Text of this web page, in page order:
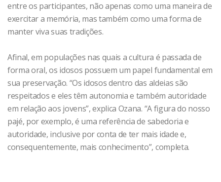
entre os participantes, não apenas como uma maneira de
exercitar a memória, mas também como uma forma de
manter viva suas tradições.
Afinal, em populações nas quais a cultura é passada de
forma oral, os idosos possuem um papel fundamental em
sua preservação. “Os idosos dentro das aldeias são
respeitados e eles têm autonomia e também autoridade
em relação aos jovens”, explica Ozana. “A figura do nosso
pajé, por exemplo, é uma referência de sabedoria e
autoridade, inclusive por conta de ter mais idade e,
consequentemente, mais conhecimento”, completa.